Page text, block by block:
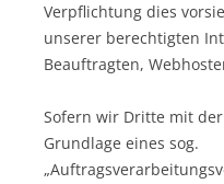
Verpflichtung dies
unserer berechtigten
Beauftragten,
Sofern wir Dritte mit
Grundlage eines sog.